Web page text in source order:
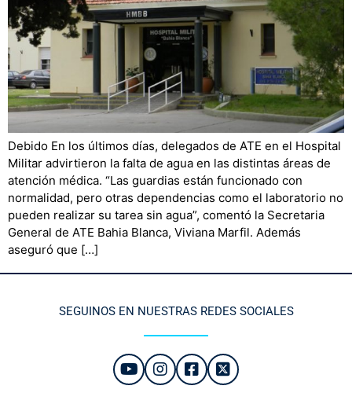
Debido En los últimos días, delegados de ATE en el Hospital
Militar advirtieron la falta de agua en las distintas áreas de
atención médica. “Las guardias están funcionado con
normalidad, pero otras dependencias como el laboratorio no
pueden realizar su tarea sin agua”, comentó la Secretaria
General de ATE Bahia Blanca, Viviana Marfil. Además
aseguró que […]
SEGUINOS EN NUESTRAS REDES SOCIALES